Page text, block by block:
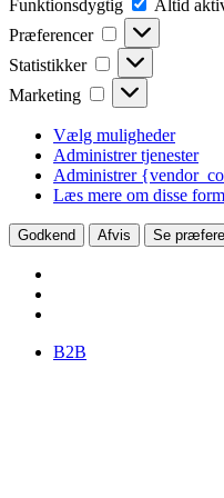
Funktionsdygtig
Altid
Præferencer
Præferencer
Statistikker Statistikker
Marketing Marketing
Vælg muligheder
Administrer tjenester
Administrer
Læs mere om disse
Godkend Afvis Se
B2B